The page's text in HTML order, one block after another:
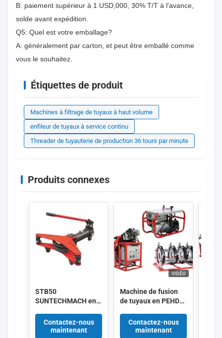
B: paiement supérieur à 1 USD,000, 30% T/T à l'avance,
solde avant expédition.
Q5: Quel est votre emballage?
A: généralement par carton, et peut être emballé comme
vous le souhaitez.
Étiquettes de produit
Machines à filtrage de tuyaux à haut volume
enfileur de tuyaux à service continu
Threader de tuyauterie de production 36 tours par minute
Produits connexes
STB50
SUNTECHMACH en
étirement de tuyaux
hydrauliques manuel
Contactez-nous
maintenant
VIDÉO
Machine de fusion
de tuyaux en PEHD
12.65KW 400mm à
630mm 380V
Contactez-nous
maintenant